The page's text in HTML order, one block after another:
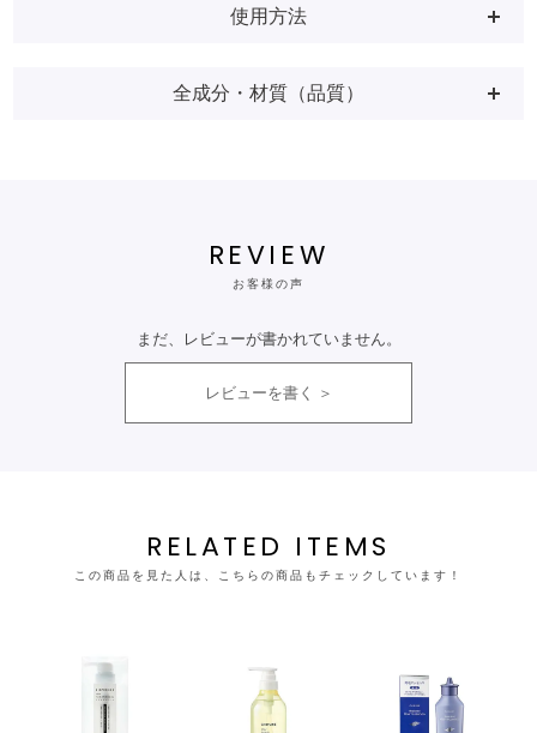
使用方法
全成分・材質（品質）
REVIEW
お客様の声
まだ、レビューが書かれていません。
レビューを書く
RELATED ITEMS
この商品を見た人は、こちらの商品もチェックしています！